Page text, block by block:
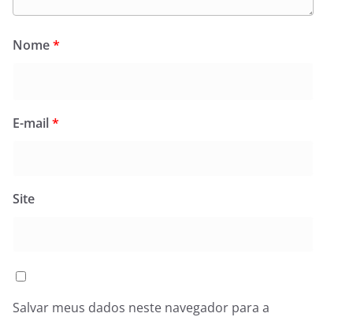
Nome*
E-mail*
Site
Salvar meus dados neste navegador para a